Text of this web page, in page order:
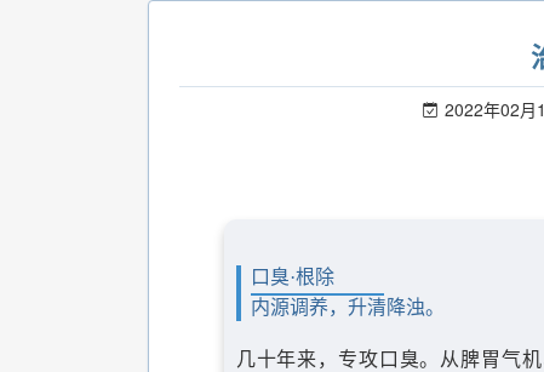
2022年02月
口臭·根除
内源调养，升清降浊。
几十年来，专攻口臭。从脾胃气